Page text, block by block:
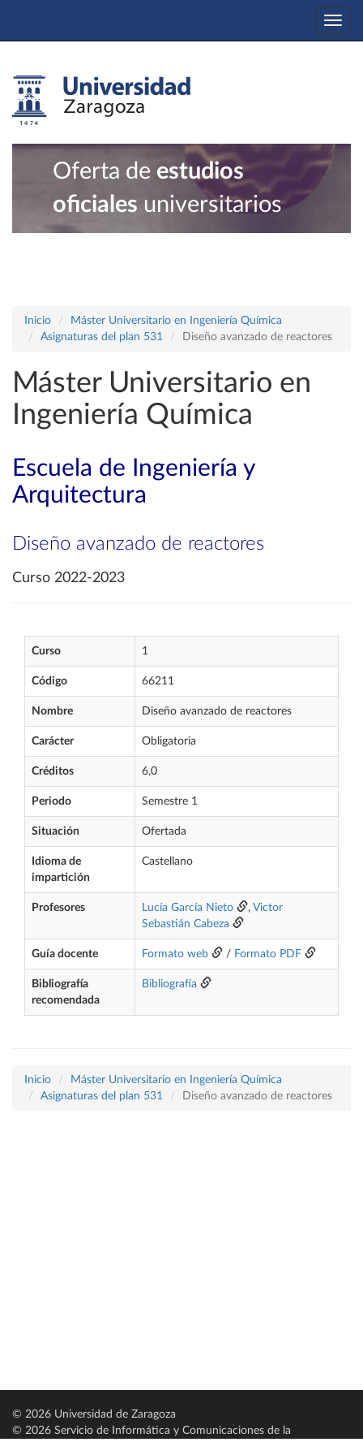
Oferta de estudios
oficiales universitarios
Inicio
Máster Universitario en Ingeniería Química
Asignaturas del plan 531
Diseño avanzado de reactores
Máster Universitario en
Ingeniería Química
Escuela de Ingeniería y
Arquitectura
Diseño avanzado de reactores
Curso 2022-2023
Curso 1
Código 66211
Nombre Diseño avanzado de reactores
Carácter Obligatoria
Créditos 6,0
Periodo Semestre 1
Situación Ofertada
Idioma de
impartición
Castellano
Profesores Lucía García Nieto , Victor
Sebastián Cabeza
Guía docente Formato web / Formato PDF
Bibliografía
recomendada
Bibliografía
Inicio
Máster Universitario en Ingeniería Química
Asignaturas del plan 531
Diseño avanzado de reactores
© 2026 Universidad de Zaragoza
© 2026 Servicio de Informática y Comunicaciones de la